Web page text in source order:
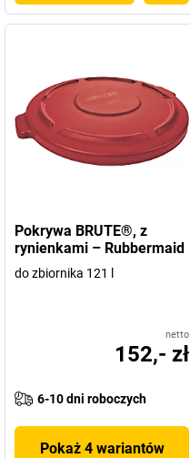
Pokrywa BRUTE®, z
rynienkami – Rubbermaid
do zbiornika 121 l
netto
152,- zł
6-10 dni roboczych
Pokaż 4 wariantów